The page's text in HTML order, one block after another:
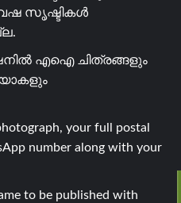
സൃഷ്ടികൾ
എഐ ചിത്രങ്ങളും
your full postal
number along with your
to be published with